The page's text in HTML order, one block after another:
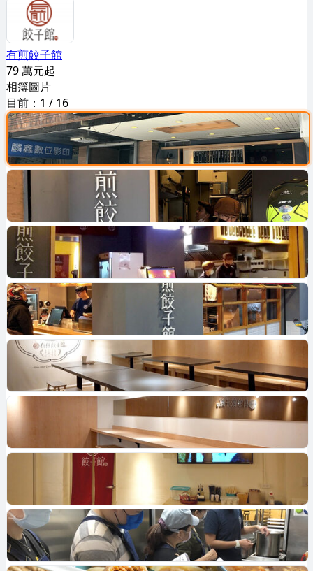
有煎餃子館
79 萬元起
相簿圖片
目前： 1 / 16